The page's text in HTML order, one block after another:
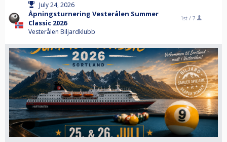
July 24, 2026
Åpningsturnering Vesterålen Summer
Classic 2026
Vesterålen Biljardklubb
1st / 7